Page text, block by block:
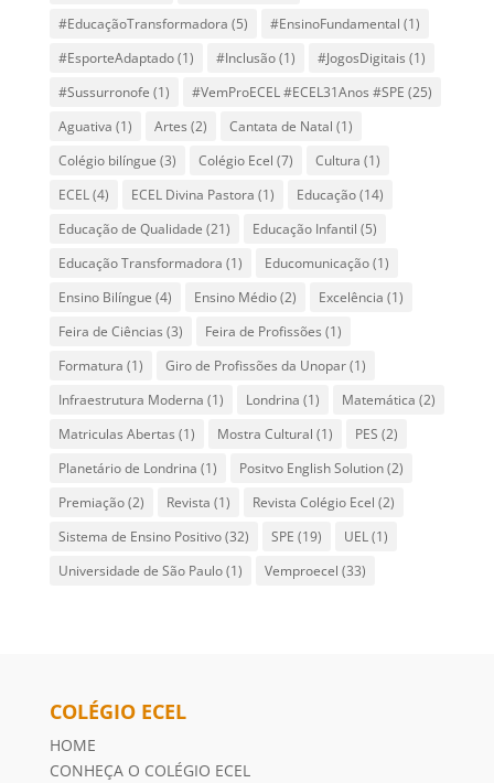
#EducaçãoTransformadora (5) #EnsinoFundamental (1)
#EsporteAdaptado(1) #Inclusão(1) #JogosDigitais (1)
#Sussurronofe (1) #VemProECEL #ECEL31Anos #SPE (25)
Aguativa (1) Artes (2) Cantata de Natal (1)
Colégio bilíngue (3) Colégio Ecel (7) Cultura (1)
ECEL(4) ECEL Divina Pastora (1) Educação(14)
Educação de Qualidade (21) Educação Infantil (5)
Educação Transformadora (1) Educomunicação(1)
Ensino Bilíngue (4) Ensino Médio(2) Excelência (1)
Feira de Ciências (3) Feira de Profissões (1)
Formatura (1) Giro de Profissões da Unopar(1)
Infraestrutura Moderna (1) Londrina (1) Matemática (2)
Matriculas Abertas (1) Mostra Cultural (1) PES (2)
Planetário de Londrina (1) Positvo English Solution(2)
Premiação(2) Revista (1) Revista Colégio Ecel (2)
Sistema de Ensino Positivo(32) SPE (19) UEL(1)
Universidade de São Paulo(1) Vemproecel (33)
COLÉGIO ECEL
HOME
CONHEÇA O COLÉGIO ECEL